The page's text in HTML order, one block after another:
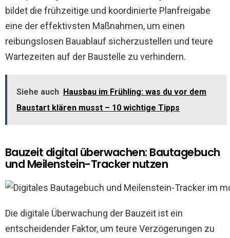
bildet die frühzeitige und koordinierte Planfreigabe
eine der effektivsten Maßnahmen, um einen
reibungslosen Bauablauf sicherzustellen und teure
Wartezeiten auf der Baustelle zu verhindern.
Siehe auch Hausbau im Frühling: was du vor dem
Baustart klären musst – 10 wichtige Tipps
Bauzeit digital überwachen: Bautagebuch
und Meilenstein-Tracker nutzen
Die digitale Überwachung der Bauzeit ist ein
entscheidender Faktor, um teure Verzögerungen zu